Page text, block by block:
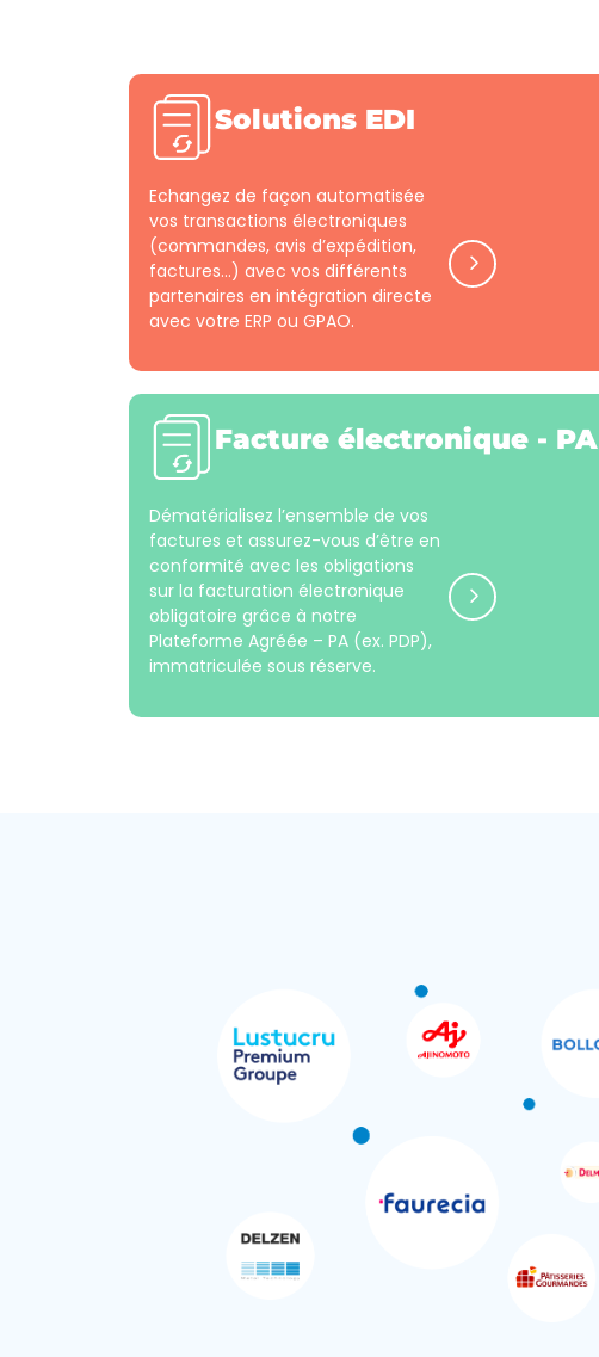
Solutions EDI
Echangez de façon automatisée
vos transactions électroniques
(commandes, avis d’expédition,
factures…) avec vos différents
partenaires en intégration directe
avec votre ERP ou GPAO.
Facture électronique - PA
Dématérialisez l’ensemble de vos
factures et assurez-vous d’être en
conformité avec les obligations
sur la facturation électronique
obligatoire grâce à notre
Plateforme Agréée – PA (ex. PDP),
immatriculée sous réserve.